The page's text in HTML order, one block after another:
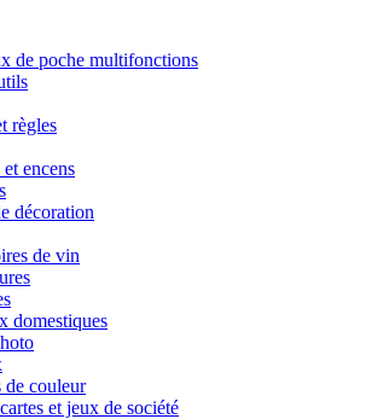
de poche multifonctions
règles
encens
décoration
de vin
domestiques
de couleur
et jeux de société